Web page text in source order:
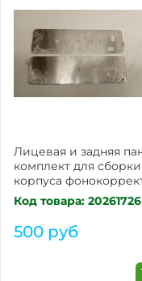
Лицевая и задняя
комплект для сборки
корпуса
Код товара: 20261726
500 руб